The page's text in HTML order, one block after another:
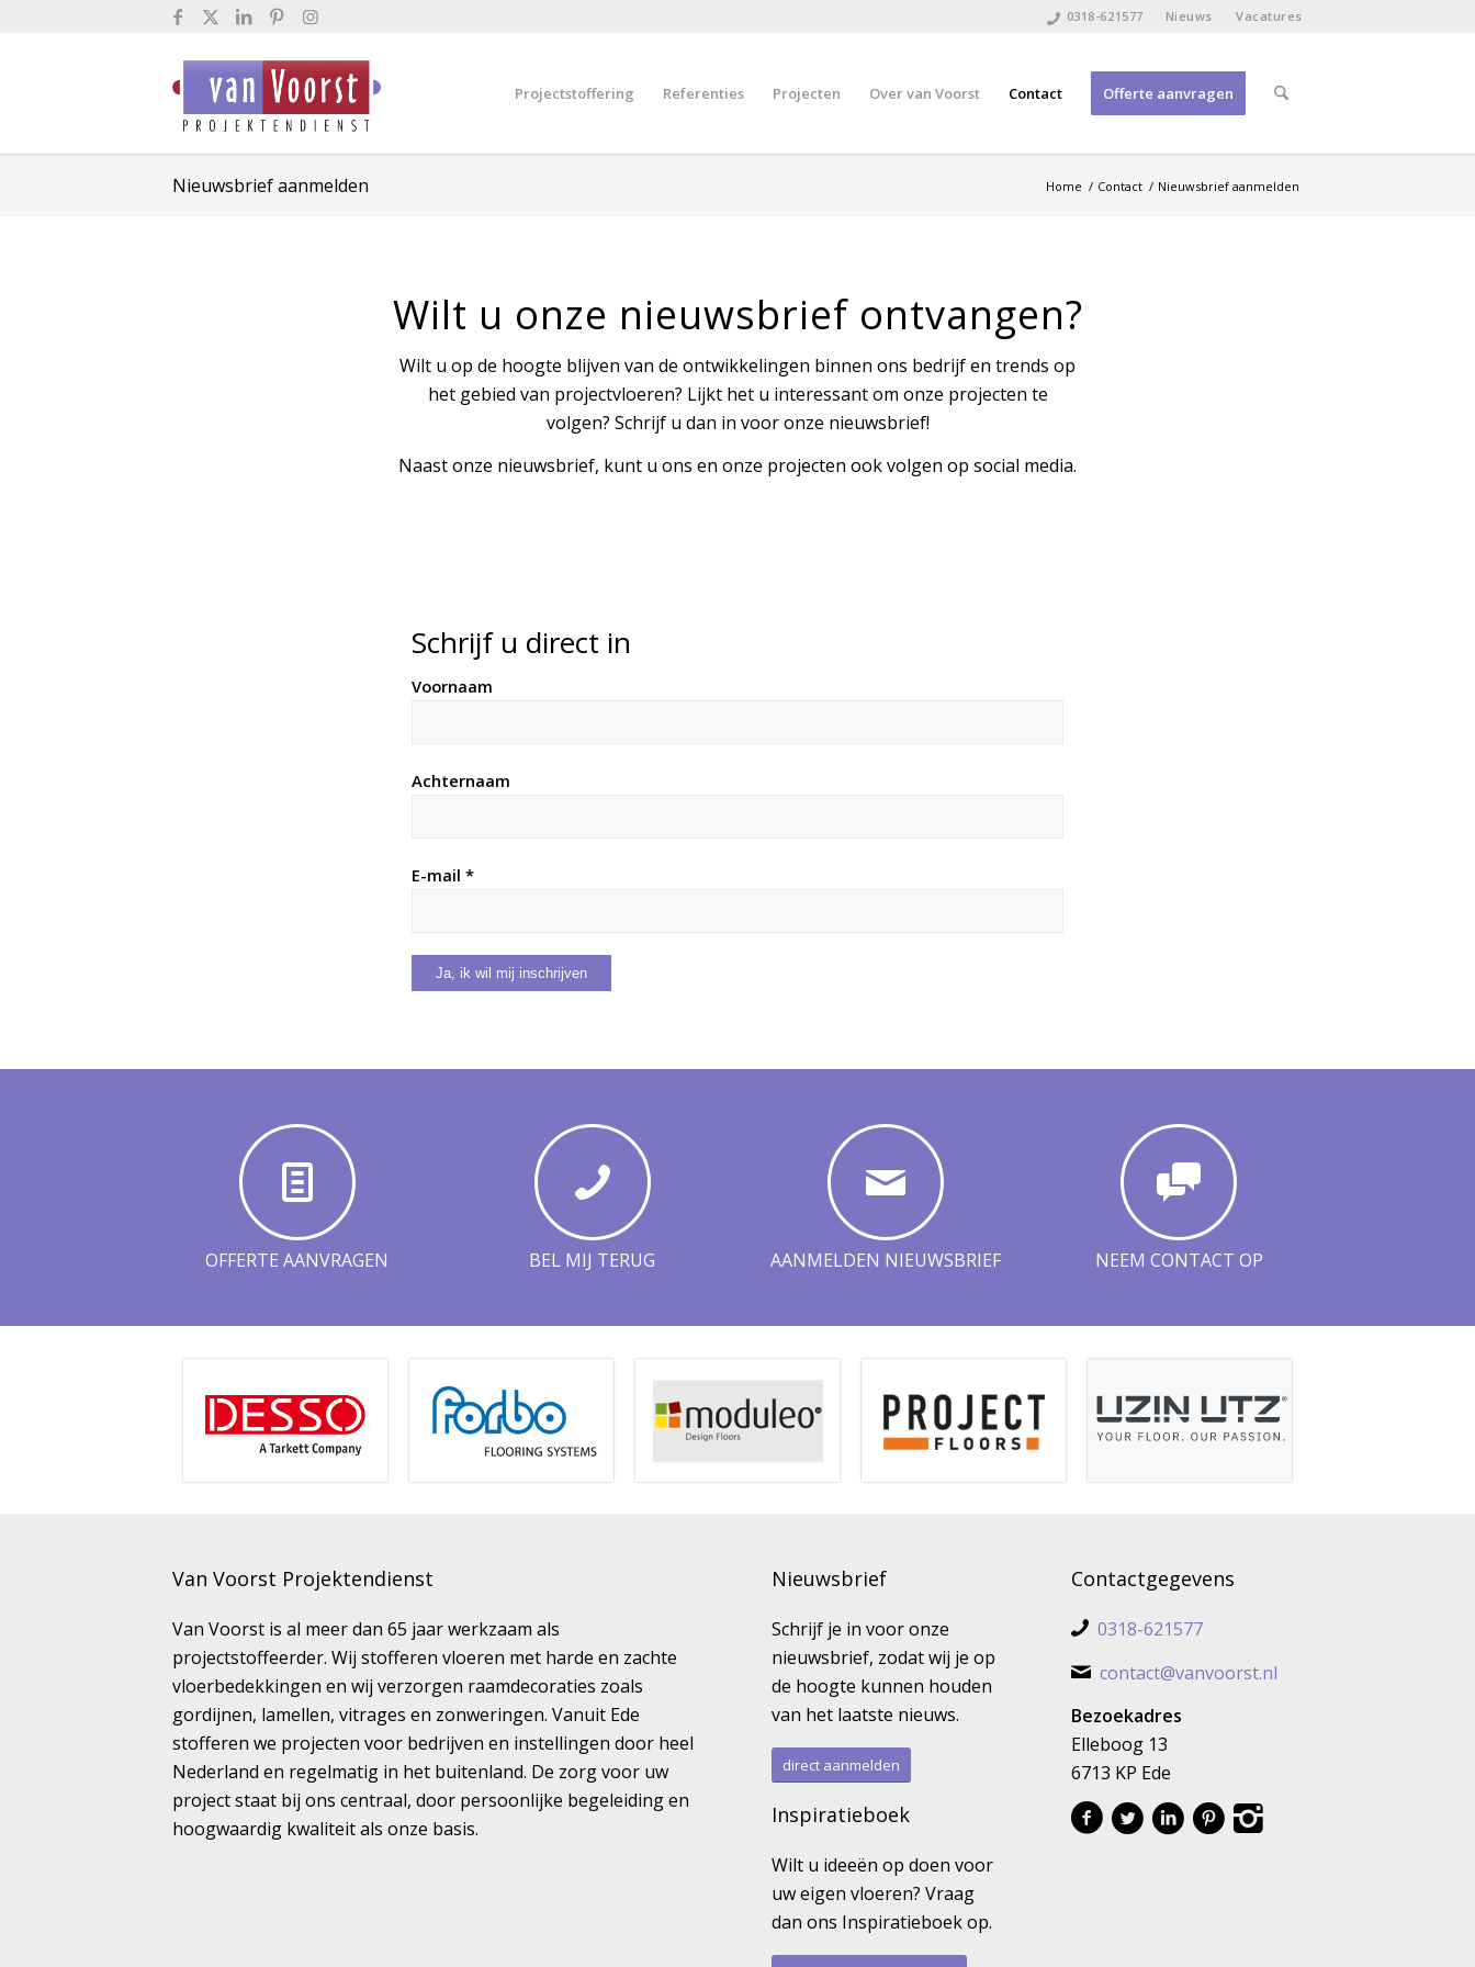
Nieuws Vacatures
0318-621577
Projectstoffering Referenties Projecten Over van Voorst Contact Offerte aanvragen
Nieuwsbrief aanmelden Home / Contact / Nieuwsbrief aanmelden
Wilt u onze nieuwsbrief ontvangen?
Wilt u op de hoogte blijven van de ontwikkelingen binnen ons bedrijf en trends op
het gebied van projectvloeren? Lijkt het u interessant om onze projecten te
volgen? Schrijf u dan in voor onze nieuwsbrief!
Naast onze nieuwsbrief, kunt u ons en onze projecten ook volgen op social media.
Schrijf u direct in
Voornaam
Achternaam
E-mail *
OFFERTE AANVRAGEN BEL MIJ TERUG AANMELDEN NIEUWSBRIEF NEEM CONTACT OP
Van Voorst Projektendienst
Van Voorst is al meer dan 65 jaar werkzaam als
projectstoffeerder. Wij stofferen vloeren met harde en zachte
vloerbedekkingen en wij verzorgen raamdecoraties zoals
gordijnen, lamellen, vitrages en zonweringen. Vanuit Ede
stofferen we projecten voor bedrijven en instellingen door heel
Nederland en regelmatig in het buitenland. De zorg voor uw
project staat bij ons centraal, door persoonlijke begeleiding en
hoogwaardig kwaliteit als onze basis.
Nieuwsbrief
Schrijf je in voor onze
nieuwsbrief, zodat wij je op
de hoogte kunnen houden
van het laatste nieuws.
direct aanmelden
Inspiratieboek
Wilt u ideeën op doen voor
uw eigen vloeren? Vraag
dan ons Inspiratieboek op.
Contactgegevens
0318-621577
contact@vanvoorst.nl
Bezoekadres
Elleboog 13
6713 KP Ede